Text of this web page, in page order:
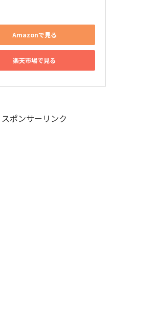
Amazonで見る
楽天市場で見る
スポンサーリンク